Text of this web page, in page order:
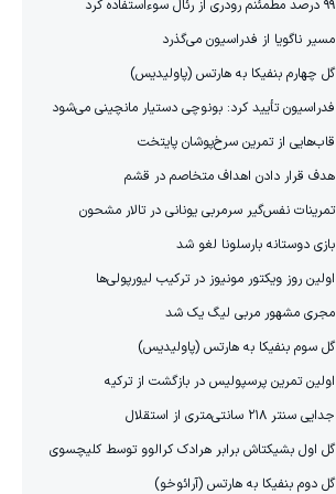
۹۹ درصد مطمئنم رودری از رئال سوءاستفاده کرد
مسیر ناگویا از فدراسیون می‌گذرد
گل چهارم بنفیکا به هارتس (پاولیدیس)
فدراسیون تأیید کرد: بونوچی دستیار مانچینی می‌شود
قاب‌هایی از تمرین سرخ‌پوشان پایتخت
هدف قرار دادن اهداف متخاصم در قشم
‏تمرینات نفس‌گیر سرمربی یونانی در تالار مشحون
بازی دوستانه بارسلونا لغو شد
اولین روز ویکتور مونیوز در ترکیب لیورپولی‌ها
مجری مشهور مربی لیگ یک شد
گل سوم بنفیکا به هارتس (پاولیدیس)
اولین تمرین پرسپولیس در بازگشت از ترکیه
جدایی سنتر ۲۱۸ سانتی‌متری از استقلال
گل اول بشیکتاش برابر هرادک کرالوو توسط کلیچسوی
گل دوم بنفیکا به هارتس (آرائوخو)